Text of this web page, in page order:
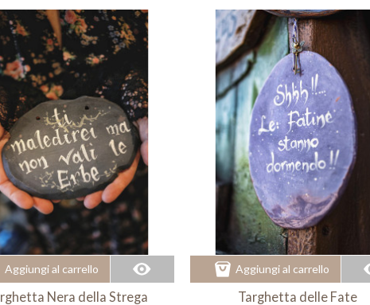
Aggiungi al carrello
Nera della Strega
Aggiungi al carrello
Targhetta delle Fate